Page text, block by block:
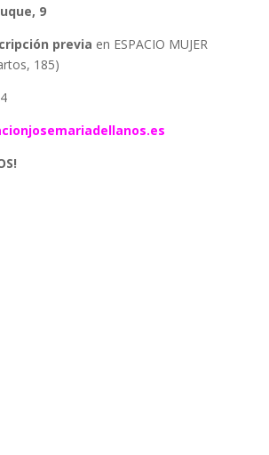
9
previa en ESPACIO MUJER
185)